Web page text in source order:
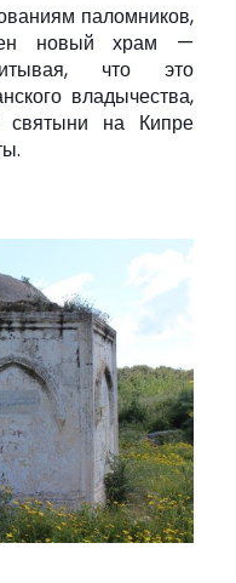
паломников,
новый храм —
что это
владычества,
святыни на Кипре